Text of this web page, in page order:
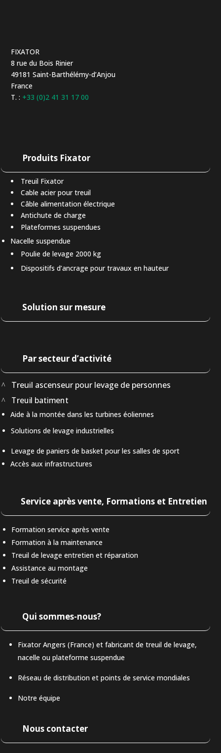
FIXATOR
8 rue du Bois Rinier
49181 Saint-Barthélémy-d’Anjou
France
T. : +33 (0)2 41 31 17 00
Produits Fixator
Treuil Fixator
Cable acier pour treuil
Câble alimentation électrique
Antichute de charge
Plateformes suspendues
Nacelle suspendue
Poulie de levage 2000 kg
Dispositifs d’ancrage pour travaux en hauteur
Solution sur mesure
Par secteur d’activité
Treuil ascenseur pour levage de personnes
Treuil batiment
Aide à la montée dans les turbines éoliennes
Solutions de levage industrielles
Levage de paniers de basket pour les salles de sport
Accès aux infrastructures
Service après vente, Formations et Entretien
Formation service après vente
Formation à la maintenance
Treuil de levage entretien et réparation
Assistance au montage
Treuil de sécurité
Qui sommes-nous?
Fixator Angers (France) et fabricant de treuil de levage,
nacelle ou plateforme suspendue
Réseau de distribution et points de service mondiales
Notre équipe
Nous contacter